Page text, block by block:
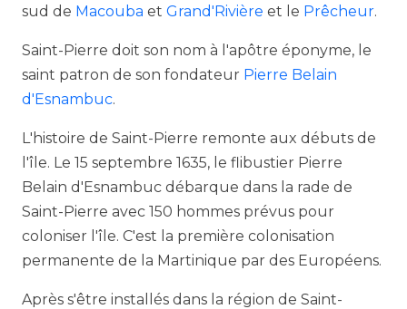
sud de Macouba et Grand'Rivière et le Prêcheur.
Saint-Pierre doit son nom à l'apôtre éponyme, le
saint patron de son fondateur Pierre Belain
d'Esnambuc.
L'histoire de Saint-Pierre remonte aux débuts de
l'île. Le 15 septembre 1635, le flibustier Pierre
Belain d'Esnambuc débarque dans la rade de
Saint-Pierre avec 150 hommes prévus pour
coloniser l'île. C'est la première colonisation
permanente de la Martinique par des Européens.
Après s'être installés dans la région de Saint-